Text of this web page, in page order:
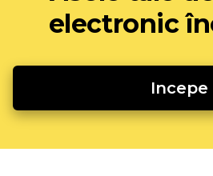
electronic
Incepe